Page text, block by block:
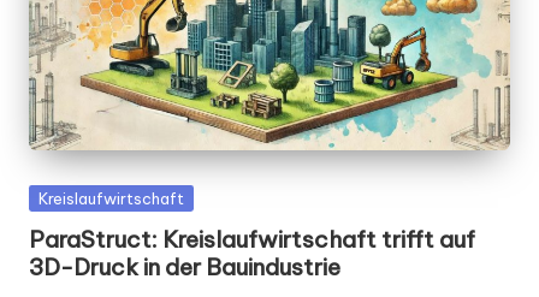
Posted
Kreislaufwirtschaft
ParaStruct: Kreislaufwirtschaft trifft auf
3D-Druck in der Bauindustrie